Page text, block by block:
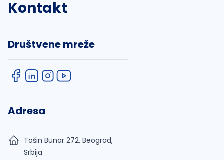
Kontakt
Društvene mreže
Adresa
Tošin Bunar 272, Beograd,
Srbija